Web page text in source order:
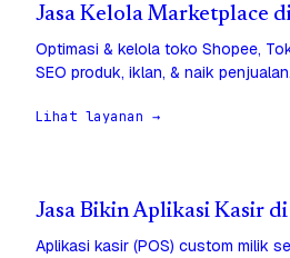
Jasa Kelola Marketplace
Optimasi & kelola toko Shopee,
SEO produk, iklan, & naik penjualan.
Lihat layanan →
Jasa Bikin Aplikasi Kasir
Aplikasi kasir (POS) custom milik